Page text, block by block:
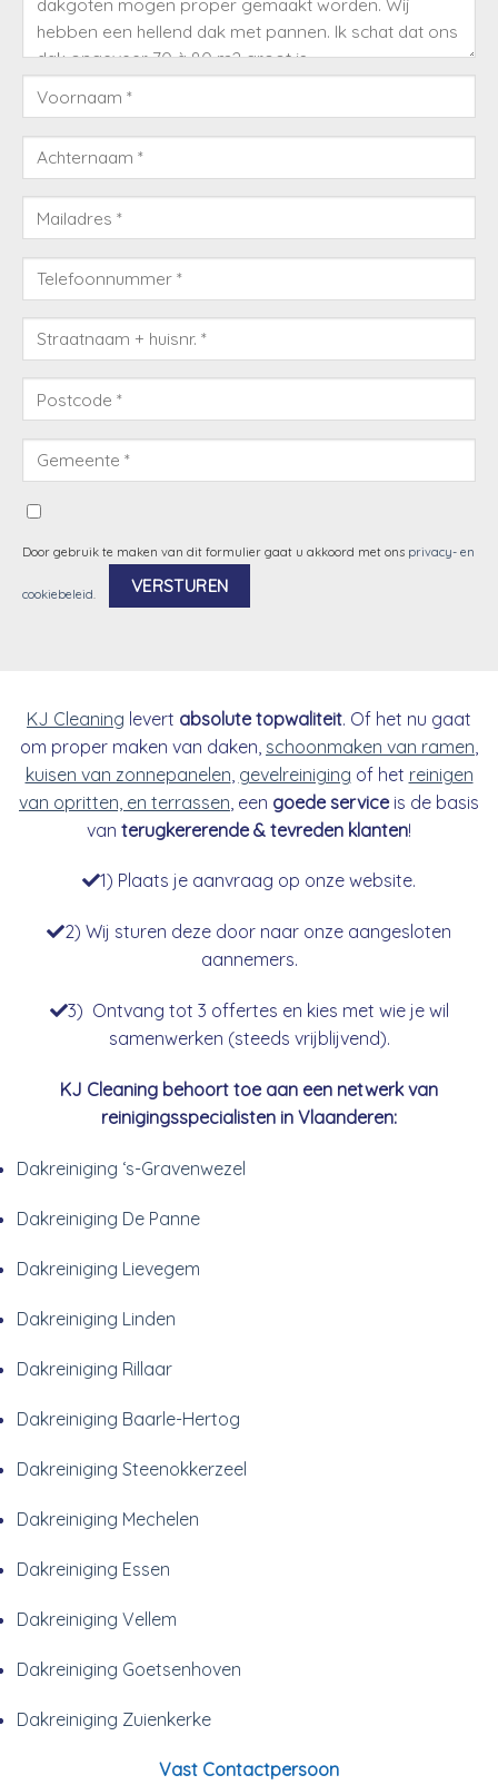
Door gebruik te maken van dit formulier gaat u akkoord met ons privacy- en
cookiebeleid.
KJ Cleaning levert absolute topwaliteit. Of het nu gaat
om proper maken van daken, schoonmaken van ramen
kuisen van zonnepanelen gevelreiniging of het reinigen
van opritten, en terrassen , een goede serviceis de basis
van terugkererende & tevreden klanten!
1) Plaats je aanvraag op onze website.
2) Wij sturen deze door naar onze aangesloten
aannemers.
3) Ontvang tot 3 offertes en kies met wie je wil
samenwerken (steeds vrijblijvend).
KJ Cleaning behoort toe aan een netwerk van
reinigingsspecialisten in Vlaanderen:
Dakreiniging ‘s-Gravenwezel
Dakreiniging De Panne
Dakreiniging Lievegem
Dakreiniging Linden
Dakreiniging Rillaar
Dakreiniging Baarle-Hertog
Dakreiniging Steenokkerzeel
Dakreiniging Mechelen
Dakreiniging Essen
Dakreiniging Vellem
Dakreiniging Goetsenhoven
Dakreiniging Zuienkerke
Vast Contactpersoon